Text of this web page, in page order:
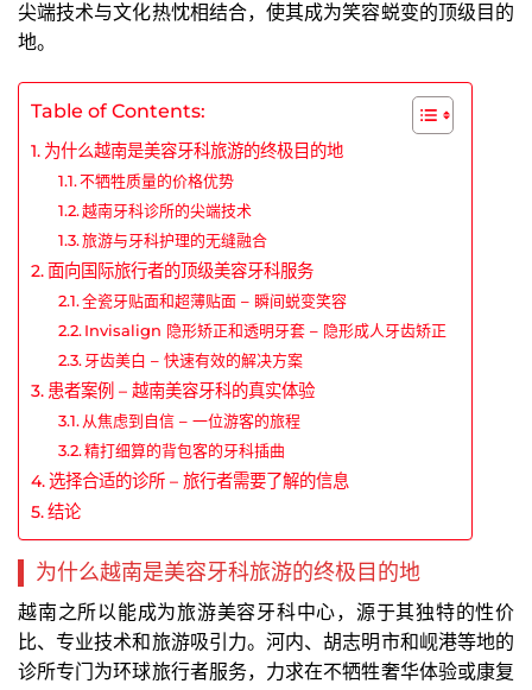
尖端技术与文化热忱相结合，使其成为笑容蜕变的顶级目的
地。
Table of Contents:
为什么越南是美容牙科旅游的终极目的地
不牺牲质量的价格优势
越南牙科诊所的尖端技术
旅游与牙科护理的无缝融合
面向国际旅行者的顶级美容牙科服务
全瓷牙贴面和超薄贴面 – 瞬间蜕变笑容
Invisalign 隐形矫正和透明牙套 – 隐形成人牙齿矫正
牙齿美白 – 快速有效的解决方案
患者案例 – 越南美容牙科的真实体验
从焦虑到自信 – 一位游客的旅程
精打细算的背包客的牙科插曲
选择合适的诊所 – 旅行者需要了解的信息
结论
为什么越南是美容牙科旅游的终极目的地
越南之所以能成为旅游美容牙科中心，源于其独特的性价
比、专业技术和旅游吸引力。河内、胡志明市和岘港等地的
诊所专门为环球旅行者服务，力求在不牺牲奢华体验或康复